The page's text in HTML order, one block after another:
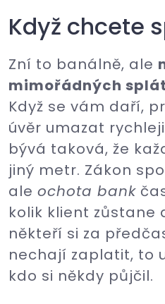
Když chcete
Zní to banálně, ale
mimořádných
Když se vám daří,
úvěr umazat
bývá taková, že
jiný metr. Zákon
ale ochota bank
kolik klient zůstane
někteří si za
nechají zaplatit, to
kdo si někdy půjčil.